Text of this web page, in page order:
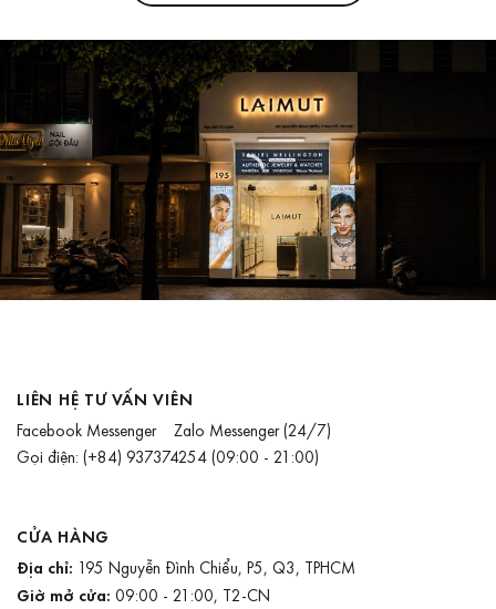
LIÊN HỆ TƯ VẤN VIÊN
Facebook Messenger Zalo Messenger(24/7)
Gọi điện: (+84) 937374254(09:00 - 21:00)
CỬA HÀNG
Địa chỉ: 195 Nguyễn Đình Chiểu, P5, Q3, TPHCM
Giờ mở cửa: 09:00 - 21:00, T2-CN